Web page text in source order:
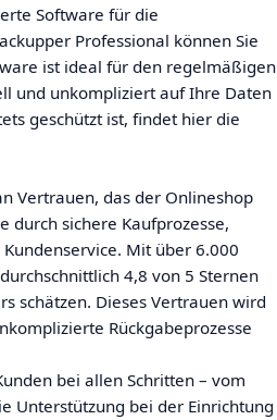
Software für die
Professional können Sie
ist ideal für den regelmäßigen
und unkompliziert auf Ihre Daten
geschützt ist, findet hier die
Vertrauen, das der Onlineshop
durch sichere Kaufprozesse,
Mit über 6.000
4,8 von 5 Sternen
schätzen. Dieses Vertrauen wird
Rückgabeprozesse
bei allen Schritten – vom
Unterstützung bei der Einrichtung